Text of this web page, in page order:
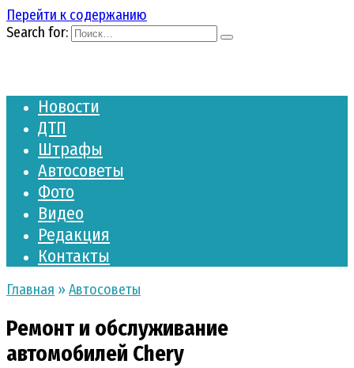
Перейти к содержанию
Search for:
Новости
ДТП
Штрафы
Автосоветы
Фото
Видео
Редакция
Контакты
Главная » Автосоветы
Ремонт и обслуживание
автомобилей Chery